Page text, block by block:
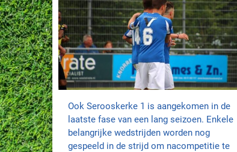
Ook Serooskerke 1 is aangekomen in de
laatste fase van een lang seizoen. Enkele
belangrijke wedstrijden worden nog
gespeeld in de strijd om nacompetitie te